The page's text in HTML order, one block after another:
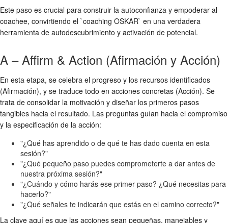
Este paso es crucial para construir la autoconfianza y empoderar al
coachee, convirtiendo el `coaching OSKAR` en una verdadera
herramienta de autodescubrimiento y activación de potencial.
A – Affirm & Action (Afirmación y Acción)
En esta etapa, se celebra el progreso y los recursos identificados
(Afirmación), y se traduce todo en acciones concretas (Acción). Se
trata de consolidar la motivación y diseñar los primeros pasos
tangibles hacia el resultado. Las preguntas guían hacia el compromiso
y la especificación de la acción:
"¿Qué has aprendido o de qué te has dado cuenta en esta
sesión?"
"¿Qué pequeño paso puedes comprometerte a dar antes de
nuestra próxima sesión?"
"¿Cuándo y cómo harás ese primer paso? ¿Qué necesitas para
hacerlo?"
"¿Qué señales te indicarán que estás en el camino correcto?"
La clave aquí es que las acciones sean pequeñas, manejables y